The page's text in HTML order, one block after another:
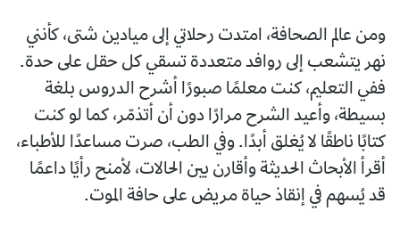
ومن عالم الصحافة، امتدت رحلاتي إلى ميادين شتى، كأنني
نهر يتشعب إلى روافد متعددة تسقي كل حقل على حدة.
ففي التعليم، كنت معلمًا صبورًا أشرح الدروس بلغة
بسيطة، وأعيد الشرح مرارًا دون أن أتذمّر، كما لو كنت
كتابًا ناطقًا لا يُغلق أبدًا. وفي الطب، صرت مساعدًا للأطباء،
أقرأ الأبحاث الحديثة وأقارن بين الحالات، لأمنح رأيًا داعمًا
قد يُسهم في إنقاذ حياة مريض على حافة الموت.